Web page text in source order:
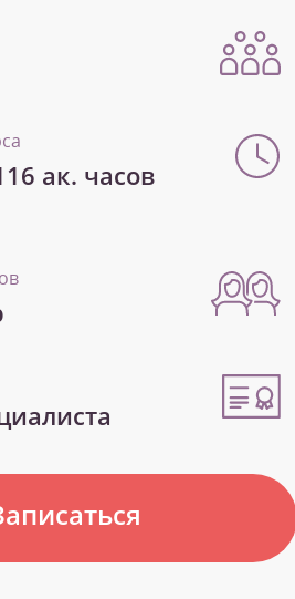
ак. часов